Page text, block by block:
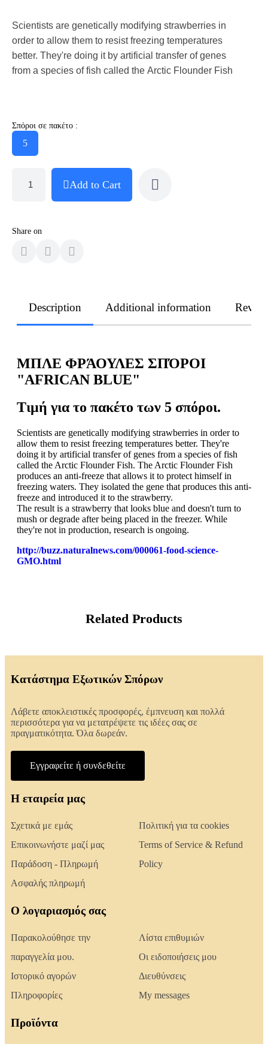
Scientists are genetically modifying strawberries in
order to allow them to resist freezing temperatures
better. They're doing it by artificial transfer of genes
from a species of fish called the Arctic Flounder Fish
Σπόροι σε πακέτο :
5
Add to Cart
Share on
Description Additional information
ΜΠΛΕ ΦΡΆΟΥΛΕΣ ΣΠΌΡΟΙ
"AFRICAN BLUE"
Τιμή για το πακέτο των 5 σπόροι.
Scientists are genetically modifying strawberries in order to
allow them to resist freezing temperatures better. They're
doing it by artificial transfer of genes from a species of fish
called the Arctic Flounder Fish. The Arctic Flounder Fish
produces an anti-freeze that allows it to protect himself in
freezing waters. They isolated the gene that produces this anti-
freeze and introduced it to the strawberry.
The result is a strawberry that looks blue and doesn't turn to
mush or degrade after being placed in the freezer. While
they're not in production, research is ongoing.
http://buzz.naturalnews.com/000061-food-science-
GMO.html
Related Products
Κατάστημα Εξωτικών Σπόρων
Λάβετε αποκλειστικές προσφορές, έμπνευση και πολλά
περισσότερα για να μετατρέψετε τις ιδέες σας σε
πραγματικότητα. Όλα δωρεάν.
Εγγραφείτε ή συνδεθείτε
Η εταιρεία μας
Σχετικά με εμάς
Επικοινωνήστε μαζί μας
Παράδοση - Πληρωμή
Ασφαλής πληρωμή
Πολιτική για τα cookies
Terms of Service & Refund
Policy
Ο λογαριασμός σας
Παρακολούθησε την
παραγγελία μου.
Ιστορικό αγορών
Πληροφορίες
Λίστα επιθυμιών
Οι ειδοποιήσεις μου
Διευθύνσεις
My messages
Προϊόντα